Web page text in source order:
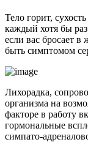
Тело горит,
каждый хотя бы
если вас бросает
быть симптомом
Лихорадка,
организма на
факторе в работу
гормональные
симпато-